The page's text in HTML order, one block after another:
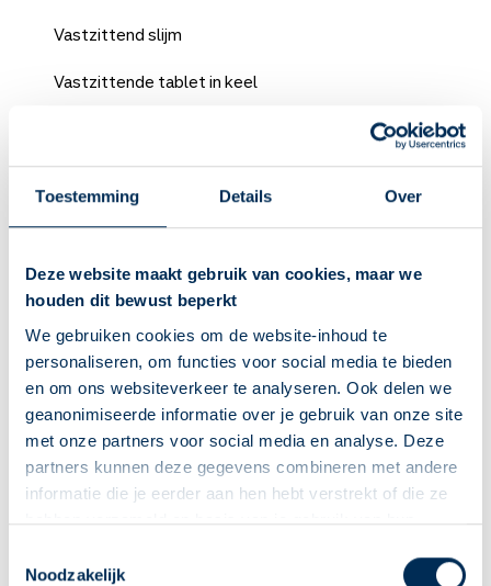
Toestemming Details Over
Deze website maakt gebruik van cookies, maar we
houden dit bewust beperkt
We gebruiken cookies om de website-inhoud te
personaliseren, om functies voor social media te bieden
en om ons websiteverkeer te analyseren. Ook delen we
geanonimiseerde informatie over je gebruik van onze site
met onze partners voor social media en analyse. Deze
partners kunnen deze gegevens combineren met andere
informatie die je eerder aan hen hebt verstrekt of die ze
hebben verzameld op basis van je gebruik van hun
zorgvuldig om met je gegevens.
Noodzakelijk
Deze Service Apotheek staat nu ingesteld als jouw
Vastzittend slijm
Vastzittende tablet in keel
Veilig in de zon
Verkoudheid
Verminderde mobiliteit
Vermoeidheid
Verstopping
Verstopt oor
Verstopte neus